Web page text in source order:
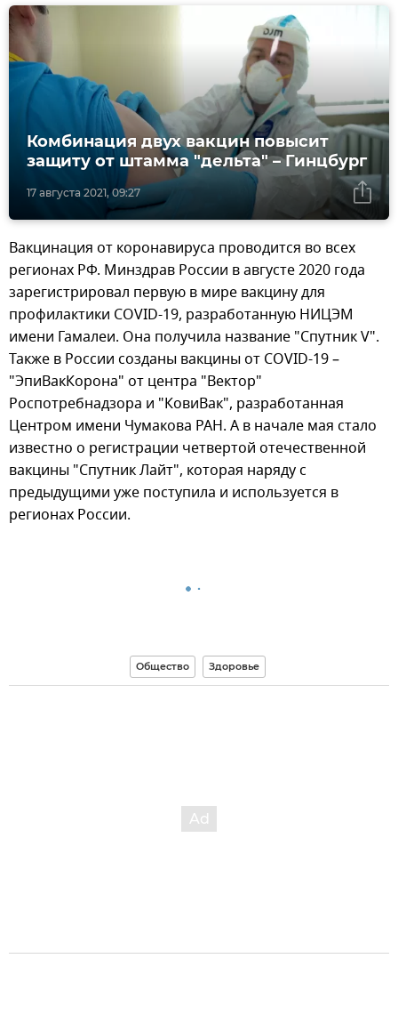
17 августа 2021, 09:27
Комбинация двух вакцин повысит
защиту от штамма "дельта" – Гинцбург
Вакцинация от коронавируса проводится во всех
регионах РФ. Минздрав России в августе 2020 года
зарегистрировал первую в мире вакцину для
профилактики COVID-19, разработанную НИЦЭМ
имени Гамалеи. Она получила название "Спутник V".
Также в России созданы вакцины от COVID-19 –
"ЭпиВакКорона" от центра "Вектор"
Роспотребнадзора и "КовиВак", разработанная
Центром имени Чумакова РАН. А в начале мая стало
известно о регистрации четвертой отечественной
вакцины "Спутник Лайт", которая наряду с
предыдущими уже поступила и используется в
регионах России.
Общество Здоровье